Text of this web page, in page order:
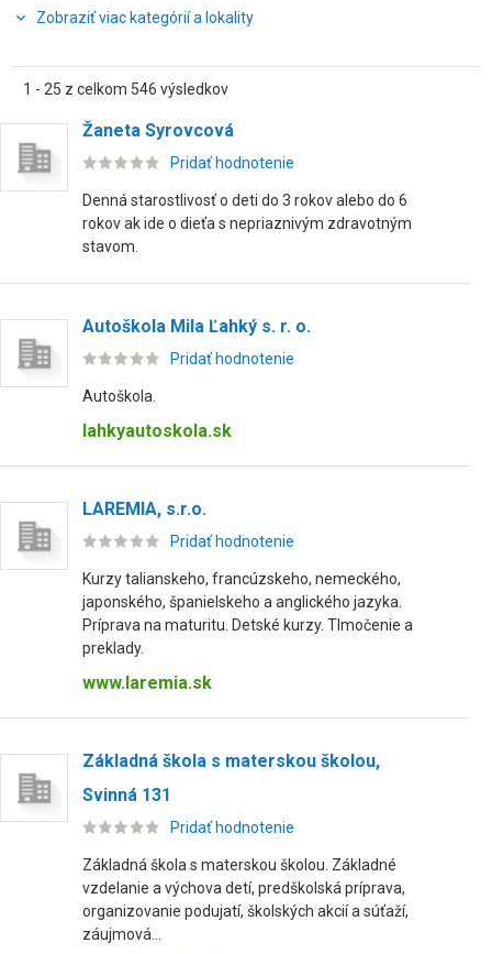
Zobraziť viac kategórií a lokality
1 - 25 z celkom 546 výsledkov
Žaneta Syrovcová
Pridať hodnotenie
Denná starostlivosť o deti do 3 rokov alebo do 6
rokov ak ide o dieťa s nepriaznivým zdravotným
stavom.
Autoškola Mila Ľahký s. r. o.
Pridať hodnotenie
Autoškola.
lahkyautoskola.sk
LAREMIA, s.r.o.
Pridať hodnotenie
Kurzy talianskeho, francúzskeho, nemeckého,
japonského, španielskeho a anglického jazyka.
Príprava na maturitu. Detské kurzy. Tlmočenie a
preklady.
www.laremia.sk
Základná škola s materskou školou,
Svinná 131
Pridať hodnotenie
Základná škola s materskou školou. Základné
vzdelanie a výchova detí, predškolská príprava,
organizovanie podujatí, školských akcií a súťaží,
záujmová...